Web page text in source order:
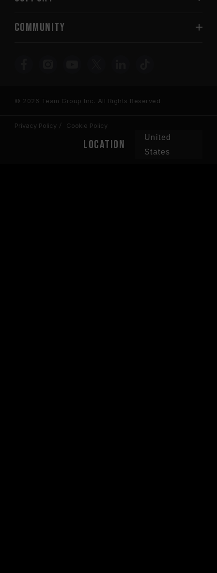
COMMUNITY
© 2026 Team Group Inc. All Rights Reserved.
Privacy Policy Cookie Policy
Location
United
States